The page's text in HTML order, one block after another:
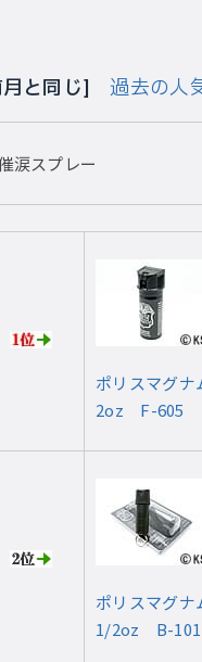
月と同じ]過去の人
涙スプレー
ポリスマグナ
2oz F-605
ポリスマグナ
1/2oz B-